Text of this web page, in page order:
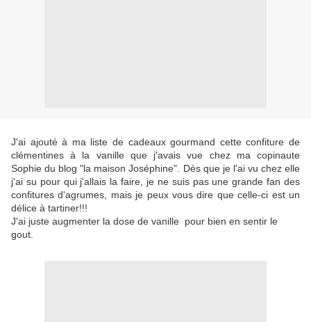
J'ai ajouté à ma liste de cadeaux gourmand cette confiture de
clémentines à la vanille que j'avais vue chez ma copinaute
Sophie du blog "la maison Joséphine". Dès que je l'ai vu chez elle
j'ai su pour qui j'allais la faire, je ne suis pas une grande fan des
confitures d'agrumes, mais je peux vous dire que celle-ci est un
délice à tartiner!!!
J'ai juste augmenter la dose de vanille pour bien en sentir le
gout.